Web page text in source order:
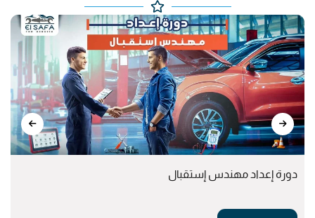
دورة إعداد مهندس إستقبال